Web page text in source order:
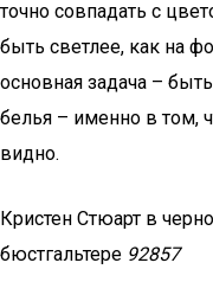
точно совпадать с
быть светлее, как на
основная задача –
белья – именно в том,
видно.
Кристен Стюарт в
бюстгальтере 92857